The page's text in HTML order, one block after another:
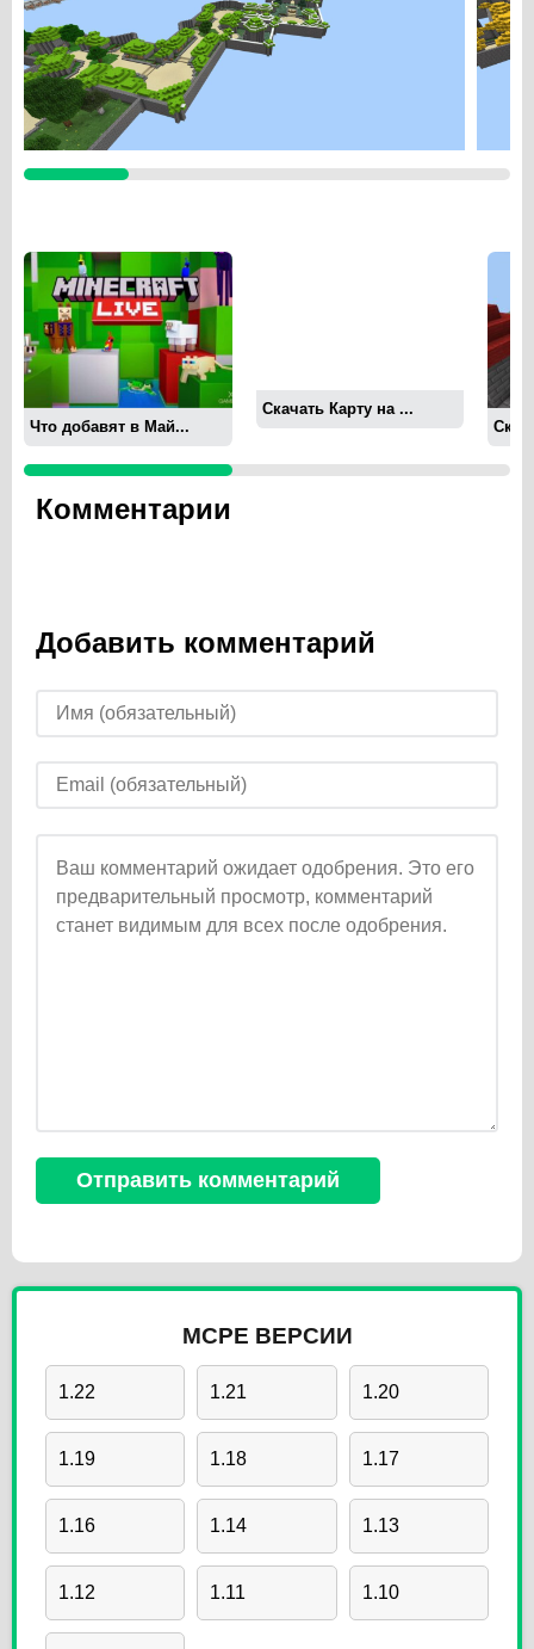
Что добавят в Май...
Скачать Карту на ...
Комментарии
Добавить комментарий
MCPE ВЕРСИИ
1.22 1.21 1.20
1.19 1.18 1.17
1.16 1.14 1.13
1.12 1.11 1.10